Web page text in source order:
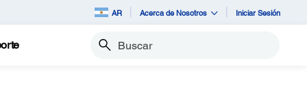
AR Acerca de Nosotros Iniciar Sesión
Buscar